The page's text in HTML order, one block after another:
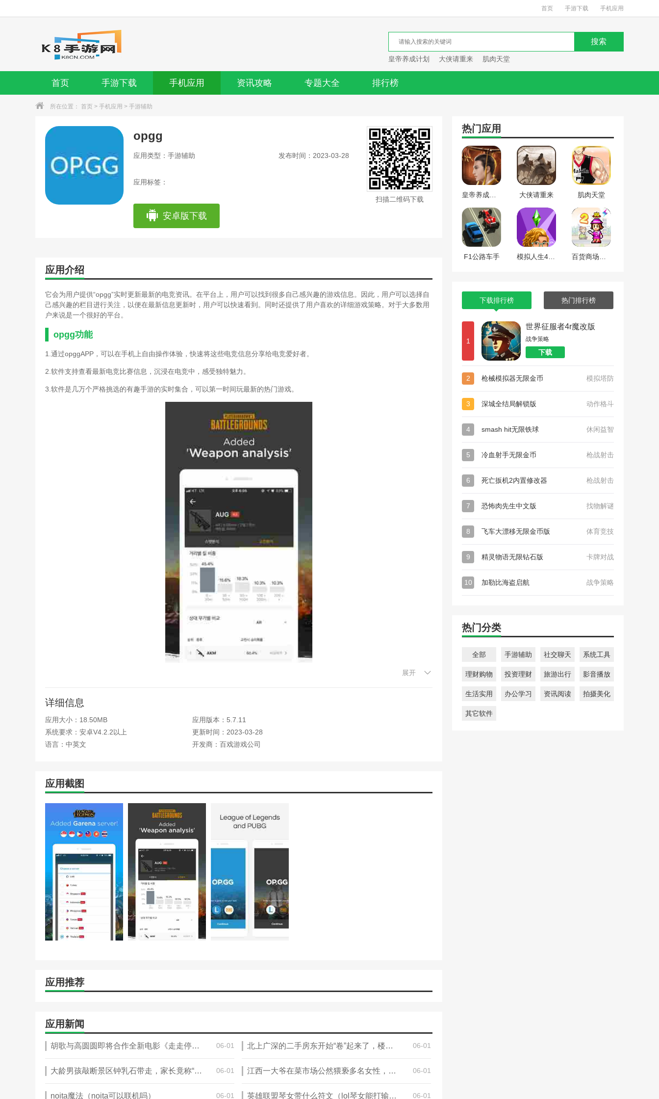
首页 手游下载 手机应用
皇帝养成计划 大侠请重来 肌肉天堂
首页 手游下载 手机应用 资讯攻略 专题大全 排行榜
所在位置： 首页 > 手机应用 > 手游辅助
opgg
应用类型：手游辅助 发布时间：2023-03-28
应用标签：
安卓版下载
扫描二维码下载
应用介绍
它会为用户提供“opgg”实时更新最新的电竞资讯。在平台上，用户可以找到很多自己感兴趣的游戏信息。因此，用户可以选择自
己感兴趣的栏目进行关注，以便在最新信息更新时，用户可以快速看到。同时还提供了用户喜欢的详细游戏策略。对于大多数用
户来说是一个很好的平台。
opgg功能
1.通过opggAPP，可以在手机上自由操作体验，快速将这些电竞信息分享给电竞爱好者。
2.软件支持查看最新电竞比赛信息，沉浸在电竞中，感受独特魅力。
3.软件是几万个严格挑选的有趣手游的实时集合，可以第一时间玩最新的热门游戏。
1.系统有多重人工审核，确保下载安全。所有游戏资源免费，无限体验。
3.opggAPP上会有很多热门的新鲜资讯。更有趣，体验游戏的乐趣。
2.在这里，用户可以实时积累游戏积分，使用专属礼包，使用非常全面的游戏策略。
3.opggAPP可以为用户提供各种游戏信息，用户每天都可以轻松阅读。
opgg优势
1.专为电竞爱好者打造的电竞资讯平台，为用户提供全民电竞力学，让大家感受魅力。
2.非常详细的游戏使用策略，教你正确的游戏服装，使用好的游戏装备，轻松得分。
3.这里每天都有很多资源更新，也有更多的了解途径，更容易了解最新的游戏信息。
4.不仅有丰富的电竞资讯，还有很多最新的电竞比赛信息。在这里，你可以分析一下最新的比赛。
展开
详细信息
应用大小：18.50MB
应用版本：5.7.11
系统要求：安卓V4.2.2以上
更新时间：2023-03-28
语言：中英文
开发商：百戏游戏公司
应用截图
应用推荐
应用新闻
胡歌与高圆圆即将合作全新电影《走走停停》，今日正式开机（2023胡歌走走停停） 06-01 北上广深的二手房东开始“卷”起来了，楼市或将迎来拐点（2023二手房楼市） 06-01
大龄男孩敲断景区钟乳石带走，家长竟称“孩子特别喜欢”（2023钟乳石被破坏） 06-01 江西一大爷在菜市场公然猥亵多名女性，行为令人作呕（2023江西大爷猥亵） 06-01
noita魔法（noita可以联机吗） 06-01 英雄联盟琴女带什么符文（lol琴女能打输出吗） 06-01
热门应用
大侠请重来 肌肉天堂
F1公路车手
下载排行榜 热门排行榜
1
世界征服者4r魔改版
战争策略
下载
2 枪械模拟器无限金币 模拟塔防
3 深城全结局解锁版 动作格斗
4 smash hit无限铁球 休闲益智
5 冷血射手无限金币 枪战射击
6 死亡扳机2内置修改器 枪战射击
7 恐怖肉先生中文版 找物解谜
8 飞车大漂移无限金币版 体育竞技
9 精灵物语无限钻石版 卡牌对战
10 加勒比海盗启航 战争策略
热门分类
全部 手游辅助 社交聊天 系统工具
理财购物 投资理财 旅游出行 影音播放
生活实用 办公学习 资讯阅读 拍摄美化
其它软件